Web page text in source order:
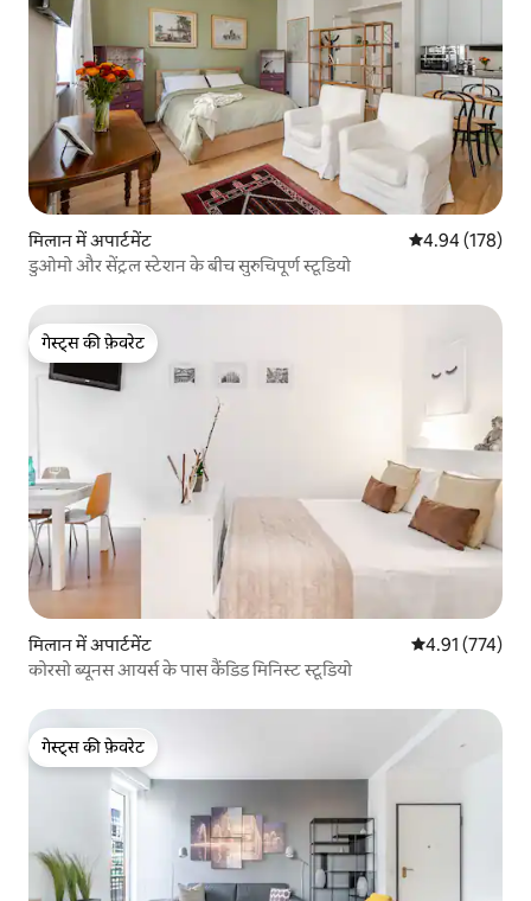
मिलान में अपार्टमेंट औसत रेटिंग 5 में से
4.94 (178)
डुओमो और सेंट्रल स्टेशन के बीच सुरुचिपूर्ण स्टूडियो
गेस्ट्स की फ़ेवरेट
गेस्ट्स की फ़ेवरेट
मिलान में अपार्टमेंट औसत रेटिंग 5 में से
4.91 (774)
कोरसो ब्यूनस आयर्स के पास कैंडिड मिनिस्ट स्टूडियो
गेस्ट्स की फ़ेवरेट
गेस्ट्स की फ़ेवरेट